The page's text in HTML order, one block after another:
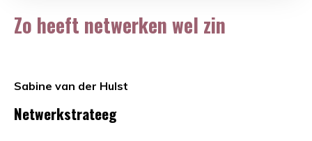
Zo heeft netwerken wel zin
Sabine van der Hulst
Netwerkstrateeg